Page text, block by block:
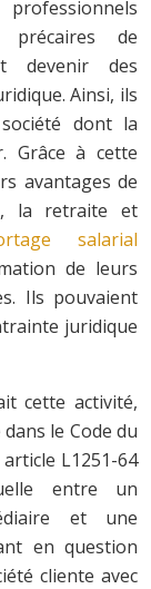
précaires de
devenir des
Ainsi, ils
dont la
Grâce à cette
avantages de
la retraite et
salarial
de leurs
Ils pouvaient
juridique
cette activité,
le Code du
L1251-64
entre un
et une
en question
cliente avec